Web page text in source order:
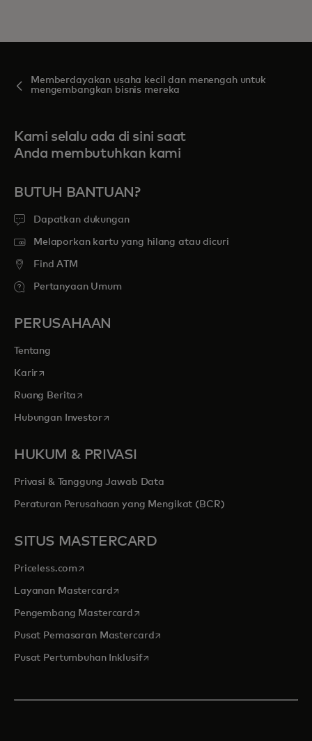
Memberdayakan usaha kecil dan menengah untuk
mengembangkan bisnis mereka
Kami selalu ada di sini saat
Anda membutuhkan kami
BUTUH BANTUAN?
Dapatkan dukungan
Melaporkan kartu yang hilang atau dicuri
Find ATM
Pertanyaan Umum
PERUSAHAAN
Tentang
Kariropens in a new tab
Ruang Berita opens in a new tab
Hubungan Investoropens in a new tab
HUKUM & PRIVASI
Privasi & Tanggung Jawab Data
Peraturan Perusahaan yang Mengikat (BCR)
SITUS MASTERCARD
Priceless.com opens in a new tab
Layanan Mastercardopens in a new tab
Pengembang Mastercard opens in a new tab
Pusat Pemasaran Mastercardopens in a new tab
Pusat Pertumbuhan Inklusifopens in a new tab